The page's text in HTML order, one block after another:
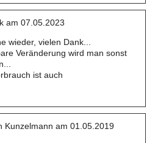
am 07.05.2023
wieder, vielen Dank...
Veränderung wird man sonst
ist auch
Kunzelmann am 01.05.2019